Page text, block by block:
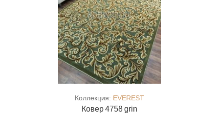
Коллекция: EVEREST
Ковер 4758 grin